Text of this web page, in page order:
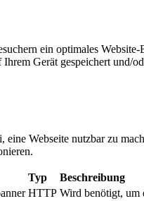
ein optimales
Gerät gespeichert und/
eine Webseite nutzbar zu
Typ Beschreibung
HTTP Wird benötigt, um